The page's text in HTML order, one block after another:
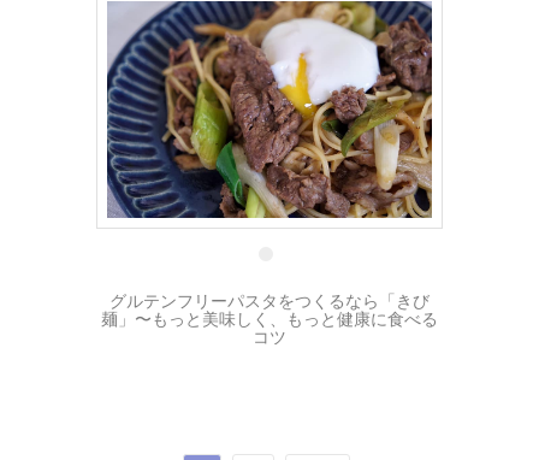
14 3月
グルテンフリーパスタをつくるなら「きび
麺」〜もっと美味しく、もっと健康に食べる
コツ